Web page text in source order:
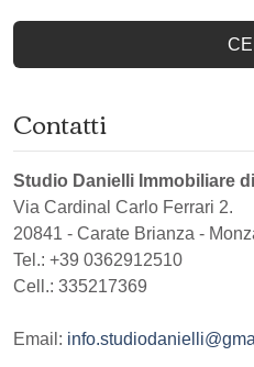
Contatti
Studio Danielli Immobiliare
Via Cardinal Carlo Ferrari 2.
20841 - Carate Brianza -
Tel.: +39 0362912510
Cell.: 335217369
Email: